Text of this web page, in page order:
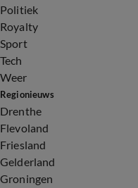
Politiek
Royalty
Sport
Tech
Weer
Regionieuws
Drenthe
Flevoland
Friesland
Gelderland
Groningen